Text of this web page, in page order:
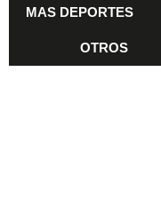
MAS DEPORTES
OTROS